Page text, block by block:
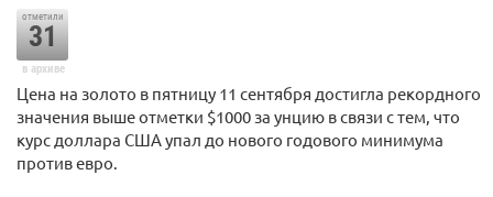
отметили
31
в архиве
Цена на золото в пятницу 11 сентября достигла рекордного
значения выше отметки $1000 за унцию в связи с тем, что
курс доллара США упал до нового годового минимума
против евро.